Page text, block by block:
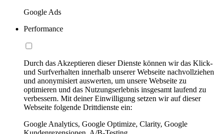
Google Ads
Performance
Durch das Akzeptieren dieser Dienste können wir das Klick-
und Surfverhalten innerhalb unserer Webseite nachvollziehen
und anonymisiert auswerten, um unsere Webseite zu
optimieren und das Nutzungserlebnis insgesamt laufend zu
verbessern. Mit deiner Einwilligung setzen wir auf dieser
Webseite folgende Drittdienste ein:
Google Analytics, Google Optimize, Clarity, Google